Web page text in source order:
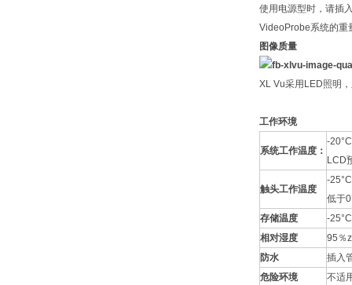
使用电源型时，请插
VideoProbe系统的重
图像质量
XL Vu采用LED照明
工作环境
系统工作温度：
-
LCD
触头工作温度
-
低于
存储温度
-
相对湿度
95％
防水
插入
危险环境
不适